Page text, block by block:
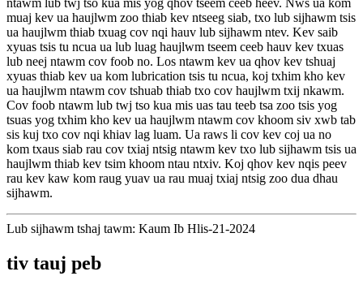
ntawm lub twj tso kua mis yog qhov tseem ceeb heev. Nws ua kom
muaj kev ua haujlwm zoo thiab kev ntseeg siab, txo lub sijhawm tsis
ua haujlwm thiab txuag cov nqi hauv lub sijhawm ntev. Kev saib
xyuas tsis tu ncua ua lub luag haujlwm tseem ceeb hauv kev txuas
lub neej ntawm cov foob no. Los ntawm kev ua qhov kev tshuaj
xyuas thiab kev ua kom lubrication tsis tu ncua, koj txhim kho kev
ua haujlwm ntawm cov tshuab thiab txo cov haujlwm txij nkawm.
Cov foob ntawm lub twj tso kua mis uas tau teeb tsa zoo tsis yog
tsuas yog txhim kho kev ua haujlwm ntawm cov khoom siv xwb tab
sis kuj txo cov nqi khiav lag luam. Ua raws li cov kev coj ua no
kom txaus siab rau cov txiaj ntsig ntawm kev txo lub sijhawm tsis ua
haujlwm thiab kev tsim khoom ntau ntxiv. Koj qhov kev nqis peev
rau kev kaw kom raug yuav ua rau muaj txiaj ntsig zoo dua dhau
sijhawm.
Lub sijhawm tshaj tawm: Kaum Ib Hlis-21-2024
tiv tauj peb